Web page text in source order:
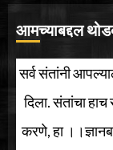
आमच्याबद्दल
सर्व संतांनी
दिला. संतांचा
करणे, हा